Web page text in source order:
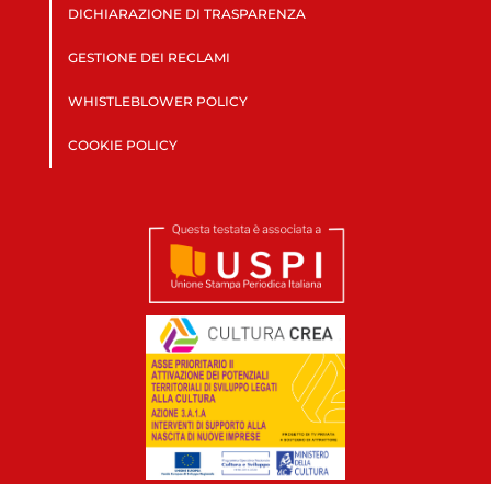
DICHIARAZIONE DI TRASPARENZA
GESTIONE DEI RECLAMI
WHISTLEBLOWER POLICY
COOKIE POLICY